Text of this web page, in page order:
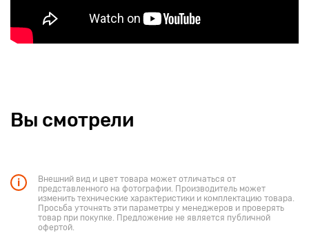
Вы смотрели
Внешний вид и цвет товара может отличаться от
представленного на фотографии. Производитель может
изменить технические характеристики и комплектацию товара.
Просьба уточнять эти параметры у менеджеров и проверять
товар при покупке. Предложение не является публичной
офертой.